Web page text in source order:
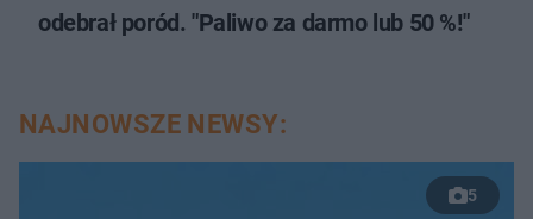
odebrał poród. "Paliwo za darmo lub 50 %!"
NAJNOWSZE NEWSY:
5